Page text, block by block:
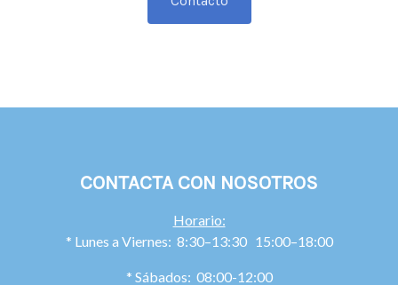
CONTACTA CON NOSOTROS
Horario:
* Lunes a Viernes: 8:30–13:30 15:00–18:00
* Sábados: 08:00-12:00